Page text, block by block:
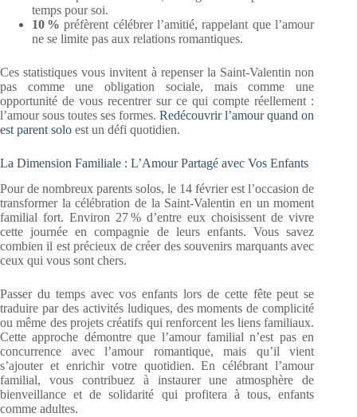
temps pour soi.
10 % préfèrent célébrer l’amitié, rappelant que l’amour
ne se limite pas aux relations romantiques.
Ces statistiques vous invitent à repenser la Saint-Valentin non
pas comme une obligation sociale, mais comme une
opportunité de vous recentrer sur ce qui compte réellement :
l’amour sous toutes ses formes.Redécouvrir l’amour quand on
est parent solo est un défi quotidien.
La Dimension Familiale : L’Amour Partagé avec Vos Enfants
Pour de nombreux parents solos, le 14 février est l’occasion de
transformer la célébration de la Saint-Valentin en un moment
familial fort. Environ 27 % d’entre eux choisissent de vivre
cette journée en compagnie de leurs enfants. Vous savez
combien il est précieux de créer des souvenirs marquants avec
ceux qui vous sont chers.
Passer du temps avec vos enfants lors de cette fête peut se
traduire par des activités ludiques, des moments de complicité
ou même des projets créatifs qui renforcent les liens familiaux.
Cette approche démontre que l’amour familial n’est pas en
concurrence avec l’amour romantique, mais qu’il vient
s’ajouter et enrichir votre quotidien. En célébrant l’amour
familial, vous contribuez à instaurer une atmosphère de
bienveillance et de solidarité qui profitera à tous, enfants
comme adultes.